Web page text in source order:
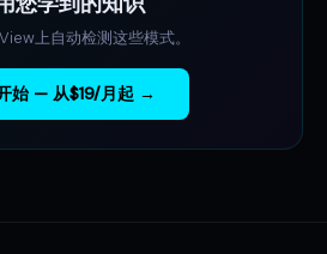
上自动检测这些模式。
始 — 从$19/月起 →